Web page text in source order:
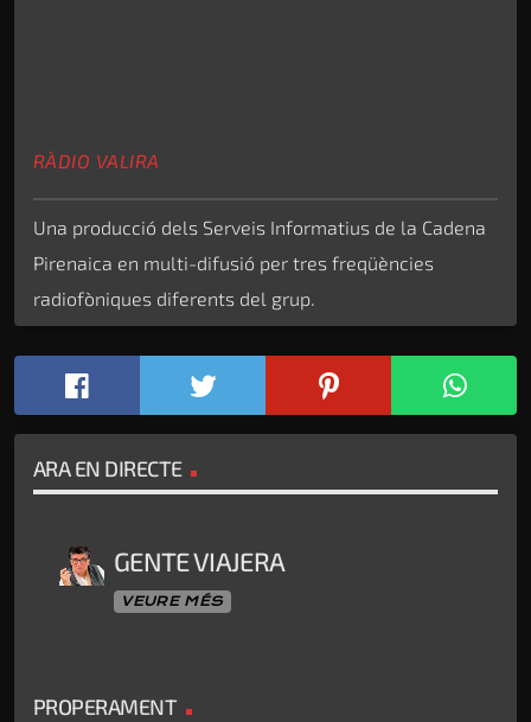
RÀDIO VALIRA
Una producció dels Serveis Informatius de la Cadena
Pirenaica en multi-difusió per tres freqüències
radiofòniques diferents del grup.
ARA EN DIRECTE
GENTE VIAJERA
VEURE MÉS
PROPERAMENT